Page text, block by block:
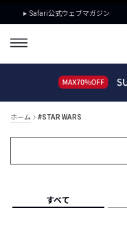
Safari公式ウェブマガジン
ホーム #STAR WARS
すべて